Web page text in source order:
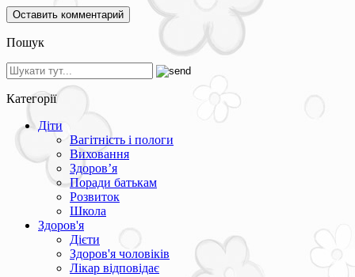
Пошук
Категорії
Діти
Вагітність і пологи
Виховання
Здоров’я
Поради батькам
Розвиток
Школа
Здоров'я
Дієти
Здоров'я чоловіків
Лікар відповідає